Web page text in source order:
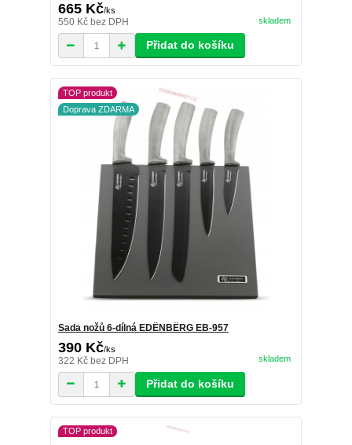
665 Kč/ks
550 Kč bez DPH skladem
Přidat do košíku
TOP produkt
Doprava ZDARMA
Sada nožů 6-dílná EDËNBËRG EB-957
390 Kč/ks
322 Kč bez DPH skladem
Přidat do košíku
TOP produkt